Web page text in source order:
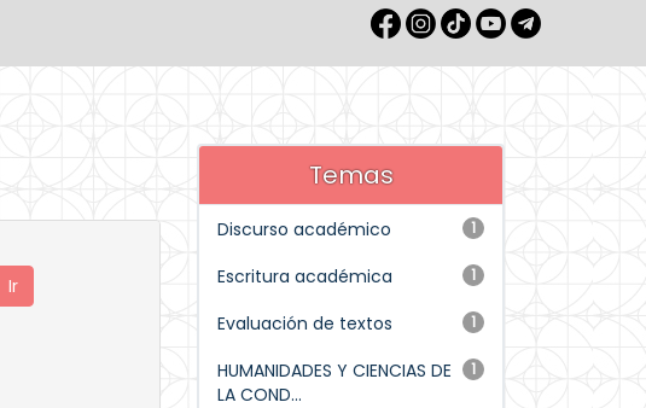
Temas
1
Discurso académico
1
Escritura académica
1
Evaluación de textos
1
HUMANIDADES Y CIENCIAS DE
LA COND...